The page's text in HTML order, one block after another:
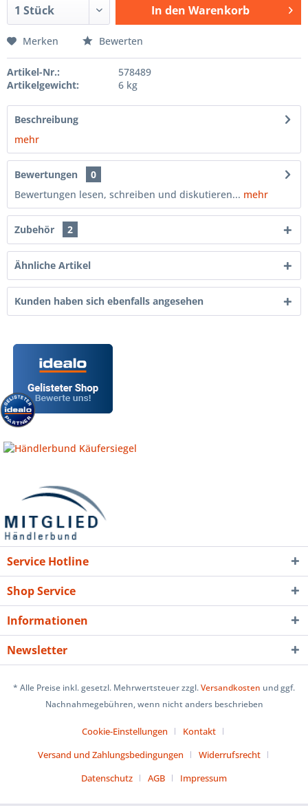
In den Warenkorb
Merken Bewerten
Artikel-Nr.:
578489
Artikelgewicht:
6 kg
Beschreibung
mehr
Bewertungen
0
Bewertungen lesen, schreiben und diskutieren... mehr
Zubehör 2
Ähnliche Artikel
Kunden haben sich ebenfalls angesehen
Service Hotline
Shop Service
Informationen
Newsletter
* Alle Preise inkl. gesetzl. Mehrwertsteuer zzgl.Versandkosten und ggf.
Nachnahmegebühren, wenn nicht anders beschrieben
Cookie-Einstellungen
Kontakt
Versand und Zahlungsbedingungen
Widerrufsrecht
Datenschutz
AGB Impressum